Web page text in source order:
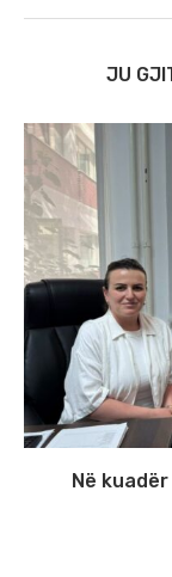
JU
Në